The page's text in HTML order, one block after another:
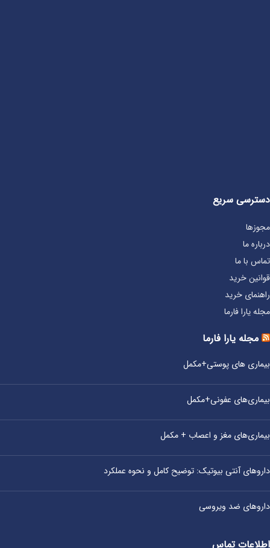
دسترسی سریع
مجوزها
درباره ما
تماس با ما
قوانین خرید
راهنمای خرید
مجله یارا فارما
مجله یارا فارما
بیماری‌ های پوستی+مکمل
بیماری‌های عفونی+مکمل
بیماری‌های مغز و اعصاب + مکمل
داروهای آنتی‌ بیوتیک: توضیح کامل و نحوه عملکرد
داروهای ضد ویروسی
اطلاعات تماس